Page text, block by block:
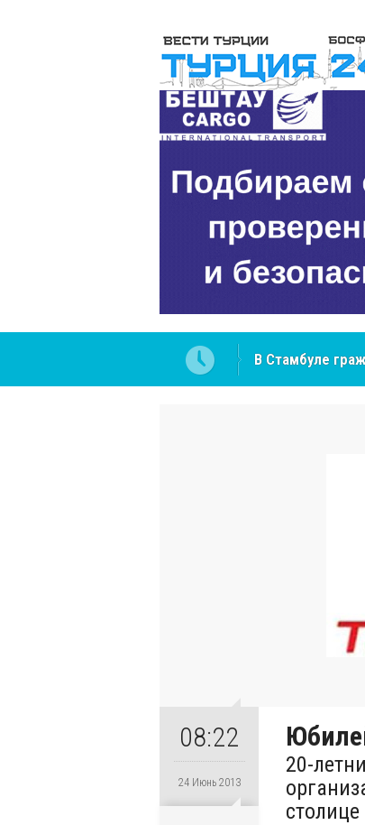
В Стамбуле
NCS Jeans:
08:22
24 Июнь 2013
20-